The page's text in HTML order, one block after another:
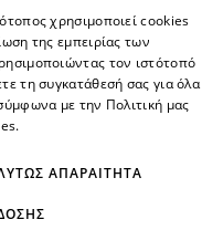
χρησιμοποιεί cookies
της εμπειρίας των
τον ιστότοπό
τη συγκατάθεσή σας για όλα
με την Πολιτική μας
ΑΠΑΡΑΊΤΗΤΑ